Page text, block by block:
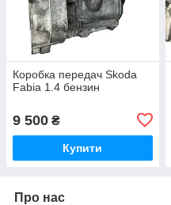
Коробка передач Skoda
Fabia 1.4 бензин
9 500 ₴
Купити
Про нас